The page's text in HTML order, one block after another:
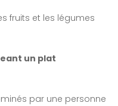
fruits et les légumes
un plat
par une personne